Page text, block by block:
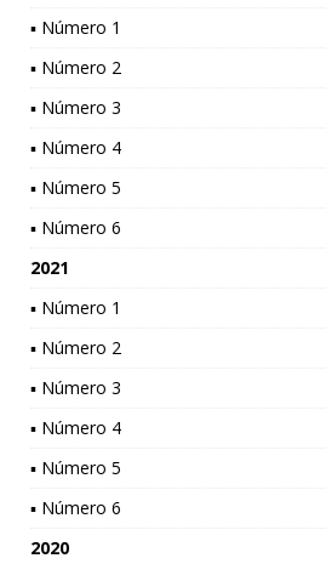
▪ Número 1
▪ Número 2
▪ Número 3
▪ Número 4
▪ Número 5
▪ Número 6
2021
▪ Número 1
▪ Número 2
▪ Número 3
▪ Número 4
▪ Número 5
▪ Número 6
2020